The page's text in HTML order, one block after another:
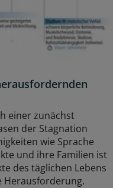
einer zunächst
der Stagnation
wie Sprache
und ihre Familien ist
des täglichen Lebens
Herausforderung.